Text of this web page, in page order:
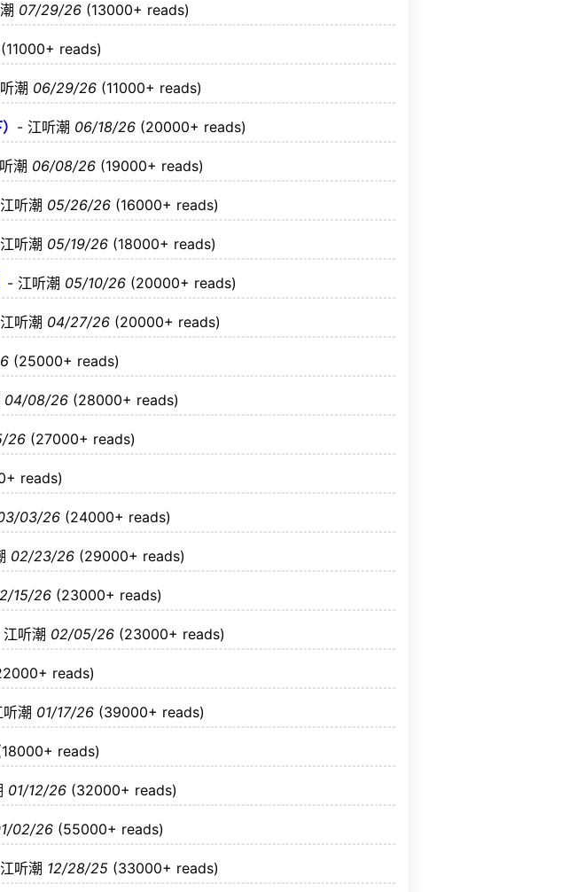
07/29/26 (13000+ reads)
(11000+ reads)
潮 06/29/26 (11000+ reads)
- 江听潮 06/18/26 (20000+ reads)
潮 06/08/26 (19000+ reads)
江听潮 05/26/26 (16000+ reads)
江听潮 05/19/26 (18000+ reads)
- 江听潮 05/10/26 (20000+ reads)
江听潮 04/27/26 (20000+ reads)
(25000+ reads)
04/08/26 (28000+ reads)
26 (27000+ reads)
reads)
03/26 (24000+ reads)
02/23/26 (29000+ reads)
15/26 (23000+ reads)
江听潮 02/05/26 (23000+ reads)
reads)
听潮 01/17/26 (39000+ reads)
reads)
01/12/26 (32000+ reads)
02/26 (55000+ reads)
江听潮 12/28/25 (33000+ reads)